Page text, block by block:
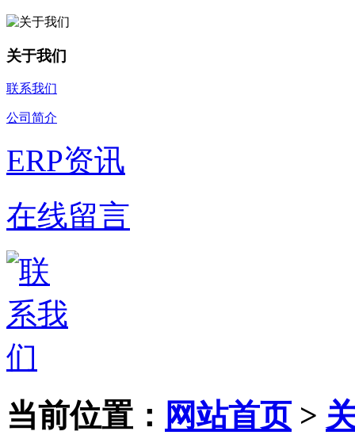
关于我们
联系我们
公司简介
ERP资讯
在线留言
当前位置： 网站首页>